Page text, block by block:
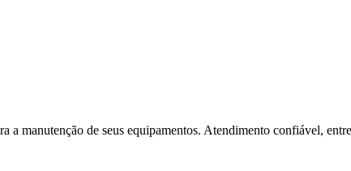
a manutenção de seus equipamentos. Atendimento confiável,